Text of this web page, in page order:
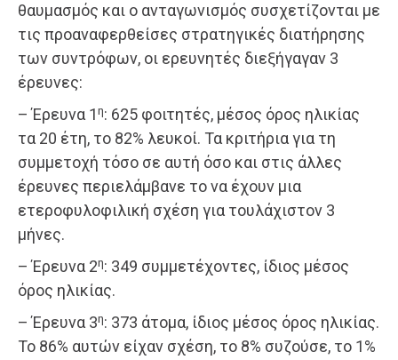
θαυμασμός και ο ανταγωνισμός συσχετίζονται με
τις προαναφερθείσες στρατηγικές διατήρησης
των συντρόφων, οι ερευνητές διεξήγαγαν 3
έρευνες:
– Έρευνα 1η: 625 φοιτητές, μέσος όρος ηλικίας
τα 20 έτη, το 82% λευκοί. Τα κριτήρια για τη
συμμετοχή τόσο σε αυτή όσο και στις άλλες
έρευνες περιελάμβανε το να έχουν μια
ετεροφυλοφιλική σχέση για τουλάχιστον 3
μήνες.
– Έρευνα 2η: 349 συμμετέχοντες, ίδιος μέσος
όρος ηλικίας.
– Έρευνα 3η: 373 άτομα, ίδιος μέσος όρος ηλικίας.
Το 86% αυτών είχαν σχέση, το 8% συζούσε, το 1%